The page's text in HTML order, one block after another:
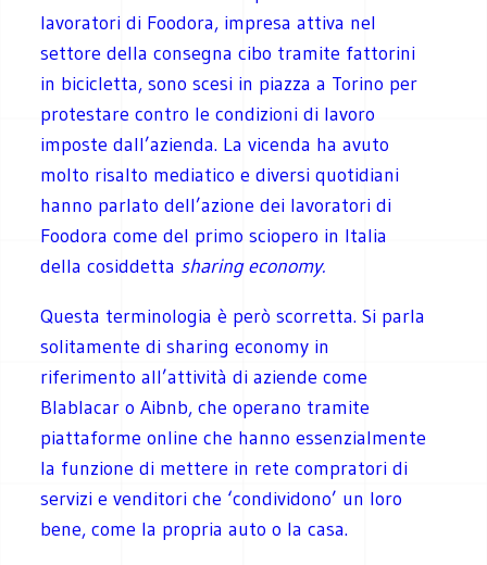
lavoratori di Foodora, impresa attiva nel
settore della consegna cibo tramite fattorini
in bicicletta, sono scesi in piazza a Torino per
protestare contro le condizioni di lavoro
imposte dall’azienda. La vicenda ha avuto
molto risalto mediatico e diversi quotidiani
hanno parlato dell’azione dei lavoratori di
Foodora come del primo sciopero in Italia
della cosiddetta sharing economy.
Questa terminologia è però scorretta. Si parla
solitamente di sharing economy in
riferimento all’attività di aziende come
Blablacar o Aibnb, che operano tramite
piattaforme online che hanno essenzialmente
la funzione di mettere in rete compratori di
servizi e venditori che ‘condividono’ un loro
bene, come la propria auto o la casa.